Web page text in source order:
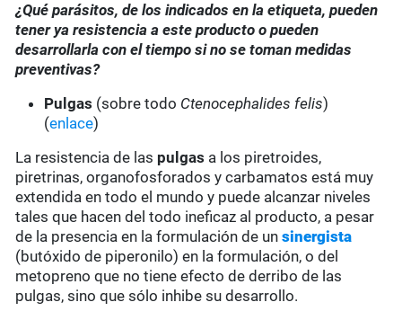
¿Qué parásitos, de los indicados en la etiqueta, pueden
tener ya resistencia a este producto o pueden
desarrollarla con el tiempo si no se toman medidas
preventivas?
Pulgas (sobre todo Ctenocephalides felis)
(enlace)
La resistencia de las pulgas a los piretroides,
piretrinas, organofosforados y carbamatos está muy
extendida en todo el mundo y puede alcanzar niveles
tales que hacen del todo ineficaz al producto, a pesar
de la presencia en la formulación de unsinergista
(butóxido de piperonilo) en la formulación, o del
metopreno que no tiene efecto de derribo de las
pulgas, sino que sólo inhibe su desarrollo.